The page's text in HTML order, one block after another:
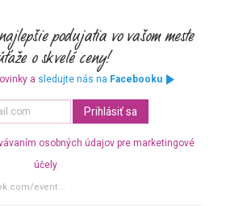
a sledujte nás na Facebooku
osobných údajov pre marketingové
účely
event...